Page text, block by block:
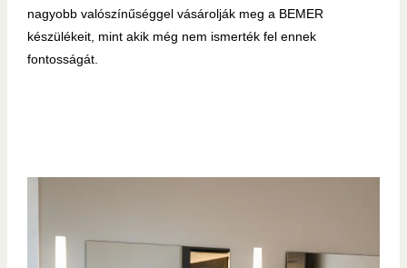
nagyobb valószínűséggel vásárolják meg a BEMER
készülékeit, mint akik még nem ismerték fel ennek
fontosságát.